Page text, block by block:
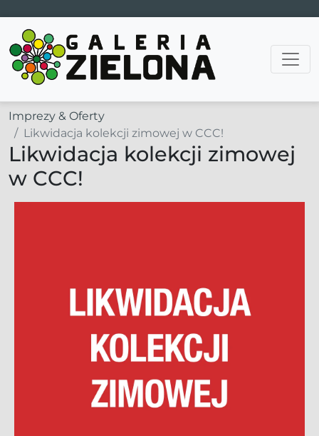
Main Navigation
Imprezy & Oferty
Likwidacja kolekcji zimowej w CCC!
Likwidacja kolekcji zimowej
w CCC!